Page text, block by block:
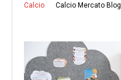
Calcio Calcio Mercato Blog